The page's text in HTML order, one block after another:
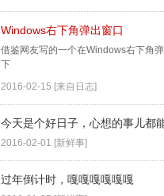
Windows右下角弹出窗口
借鉴网友写的一个在Windows右下角
下
2016-02-15 [来自日志]
今天是个好日子，心想的事儿都
2016-02-01 [新鲜事]
过年倒计时，嘎嘎嘎嘎嘎嘎